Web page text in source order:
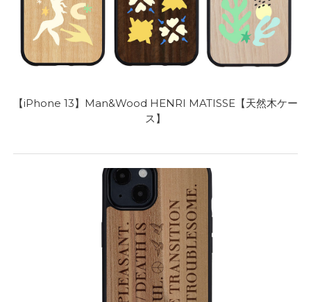
【iPhone 13】Man&Wood HENRI MATISSE【天然木ケー
ス】